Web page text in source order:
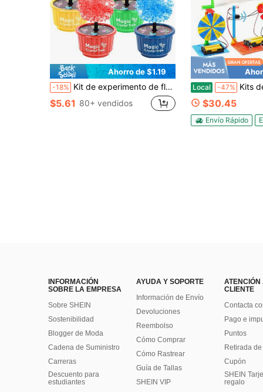
Ahorro de $1.19
-18% Kit de experimento de flores de crecimiento rápido de 24 horas (hace 4 flores), decoraciones de cristal DIY, educación STEM/DIY/artesanía, adecuado para niños y niñas de 6 a 9 años
$5.61 80+ vendidos
Local -47% Kits de robótica STEM para niños de 8 a 12 años, kit de
$30.45
Envío Rápido
INFORMACIÓN
SOBRE LA EMPRESA
Sobre SHEIN
Sostenibilidad
Blogger de Moda
Cadena de Suministro
Carreras
Descuento para
estudiantes
AYUDA Y SOPORTE
Información de Envío
Devoluciones
Reembolso
Cómo Comprar
Cómo Rastrear
Guía de Tallas
SHEIN VIP
ATENCIÓN
CLIENTE
Contacta
Pago e
Puntos
Retirada
Cupón
SHEIN
regalo